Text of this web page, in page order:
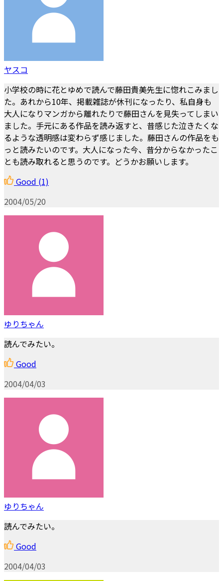
ヤスコ
小学校の時に花とゆめで読んで藤田貴美先生に惚れこみまし
た。あれから10年、掲載雑誌が休刊になったり、私自身も
大人になりマンガから離れたりで藤田さんを見失ってしまい
ました。手元にある作品を読み返すと、昔感じた泣きたくな
るような透明感は変わらず感じました。藤田さんの作品をも
っと読みたいのです。大人になった今、昔分からなかったこ
とも読み取れると思うのです。どうかお願いします。
Good (1)
2004/05/20
ゆりちゃん
読んでみたい。
Good
2004/04/03
ゆりちゃん
読んでみたい。
Good
2004/04/03